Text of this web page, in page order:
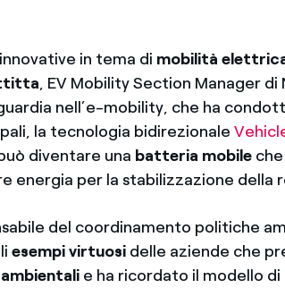
in tema di mobilità
, EV Mobility Section Manager di
nell’e-mobility, che ha
la tecnologia bidirezionale
diventare una batteria mobile
energia per la stabilizzazione della
del coordinamento politiche
esempi virtuosi delle aziende che
e ha ricordato il modello di